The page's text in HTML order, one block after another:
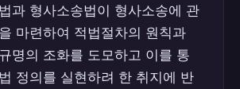
과 형사소송법이 형사소송에 관
마련하여 적법절차의 원칙과
명의 조화를 도모하고 이를 통
정의를 실현하려 한 취지에 반